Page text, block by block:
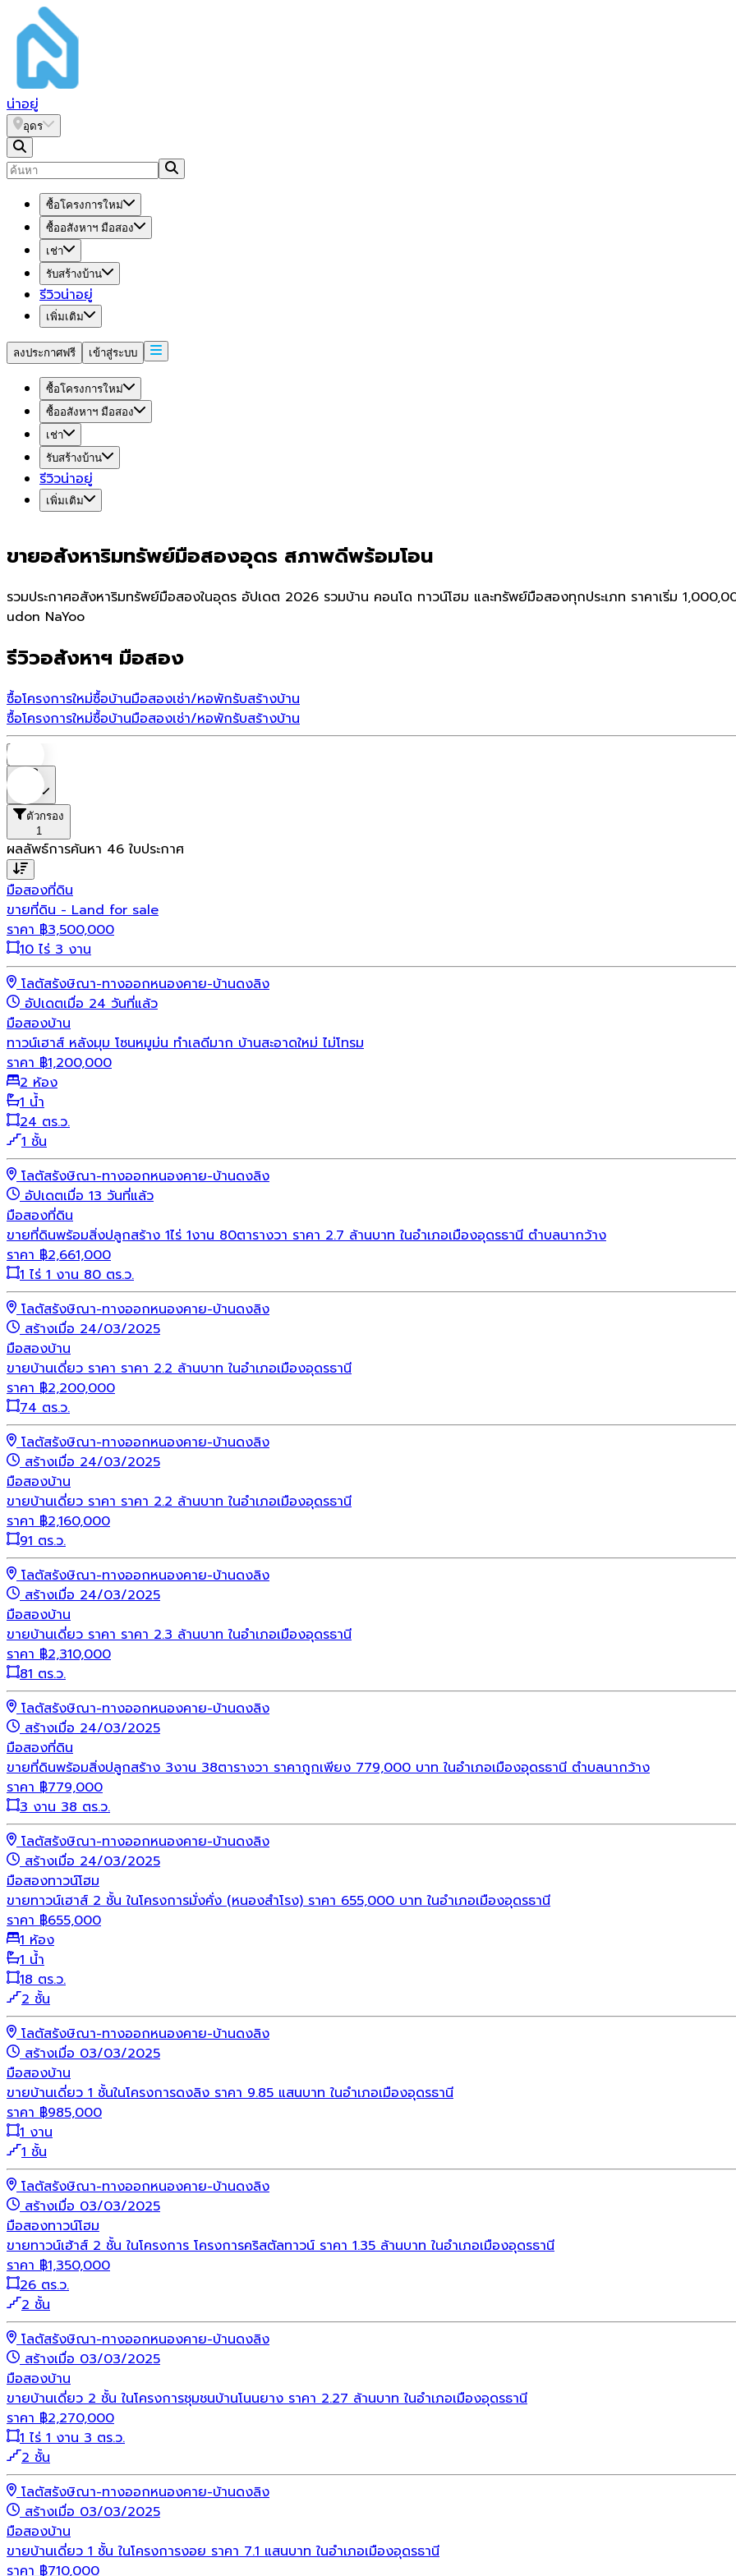
น่าอยู่
อุดร
ซื้อโครงการใหม่
ซื้ออสังหาฯ มือสอง
เช่า
รับสร้างบ้าน
รีวิวน่าอยู่
เพิ่มเติม
ลงประกาศฟรี เข้าสู่ระบบ
ซื้อโครงการใหม่
ซื้ออสังหาฯ มือสอง
เช่า
รับสร้างบ้าน
รีวิวน่าอยู่
เพิ่มเติม
ขายอสังหาริมทรัพย์มือสองอุดร สภาพดีพร้อมโอน
รวมประกาศอสังหาริมทรัพย์มือสองในอุดร อัปเดต 2026 รวมบ้าน คอนโด ทาวน์โฮม และทรัพย์มือสองทุกประเภท ราคาเริ่ม
udon NaYoo
รีวิวอสังหาฯ มือสอง
ซื้อโครงการใหม่ซื้อบ้านมือสองเช่า/หอพักรับสร้างบ้าน
ซื้อโครงการใหม่ซื้อบ้านมือสองเช่า/หอพักรับสร้างบ้าน
ตัวกรอง
1
ผลลัพธ์การค้นหา 46 ใบประกาศ
มือสองที่ดิน
ขายที่ดิน - Land for sale
ราคา ฿3,500,000
10 ไร่ 3 งาน
โลตัสรังษิณา-ทางออกหนองคาย-บ้านดงลิง
อัปเดตเมื่อ 24 วันที่แล้ว
มือสองบ้าน
ทาวน์เฮาส์ หลังมุม โซนหมูม่น ทำเลดีมาก บ้านสะอาดใหม่ ไม่โทรม
ราคา ฿1,200,000
2 ห้อง
1 น้ำ
24 ตร.ว.
1 ชั้น
โลตัสรังษิณา-ทางออกหนองคาย-บ้านดงลิง
อัปเดตเมื่อ 13 วันที่แล้ว
มือสองที่ดิน
ขายที่ดินพร้อมสิ่งปลูกสร้าง 1ไร่ 1งาน 80ตารางวา ราคา 2.7 ล้านบาท ในอำเภอเมืองอุดรธานี ตำบลนากว้าง
ราคา ฿2,661,000
1 ไร่ 1 งาน 80 ตร.ว.
โลตัสรังษิณา-ทางออกหนองคาย-บ้านดงลิง
สร้างเมื่อ 24/03/2025
มือสองบ้าน
ขายบ้านเดี่ยว ราคา ราคา 2.2 ล้านบาท ในอำเภอเมืองอุดรธานี
ราคา ฿2,200,000
74 ตร.ว.
โลตัสรังษิณา-ทางออกหนองคาย-บ้านดงลิง
สร้างเมื่อ 24/03/2025
มือสองบ้าน
ขายบ้านเดี่ยว ราคา ราคา 2.2 ล้านบาท ในอำเภอเมืองอุดรธานี
ราคา ฿2,160,000
91 ตร.ว.
โลตัสรังษิณา-ทางออกหนองคาย-บ้านดงลิง
สร้างเมื่อ 24/03/2025
มือสองบ้าน
ขายบ้านเดี่ยว ราคา ราคา 2.3 ล้านบาท ในอำเภอเมืองอุดรธานี
ราคา ฿2,310,000
81 ตร.ว.
โลตัสรังษิณา-ทางออกหนองคาย-บ้านดงลิง
สร้างเมื่อ 24/03/2025
มือสองที่ดิน
ขายที่ดินพร้อมสิ่งปลูกสร้าง 3งาน 38ตารางวา ราคาถูกเพียง 779,000 บาท ในอำเภอเมืองอุดรธานี ตำบลนากว้าง
ราคา ฿779,000
3 งาน 38 ตร.ว.
โลตัสรังษิณา-ทางออกหนองคาย-บ้านดงลิง
สร้างเมื่อ 24/03/2025
มือสองทาวน์โฮม
ขายทาวน์เฮาส์ 2 ชั้น ในโครงการมั่งคั่ง (หนองสำโรง) ราคา 655,000 บาท ในอำเภอเมืองอุดรธานี
ราคา ฿655,000
1 ห้อง
1 น้ำ
18 ตร.ว.
2 ชั้น
โลตัสรังษิณา-ทางออกหนองคาย-บ้านดงลิง
สร้างเมื่อ 03/03/2025
มือสองบ้าน
ขายบ้านเดี่ยว 1 ชั้นในโครงการดงลิง ราคา 9.85 แสนบาท ในอำเภอเมืองอุดรธานี
ราคา ฿985,000
1 งาน
1 ชั้น
โลตัสรังษิณา-ทางออกหนองคาย-บ้านดงลิง
สร้างเมื่อ 03/03/2025
มือสองทาวน์โฮม
ขายทาวน์เฮ้าส์ 2 ชั้น ในโครงการ โครงการคริสตัลทาวน์ ราคา 1.35 ล้านบาท ในอำเภอเมืองอุดรธานี
ราคา ฿1,350,000
26 ตร.ว.
2 ชั้น
โลตัสรังษิณา-ทางออกหนองคาย-บ้านดงลิง
สร้างเมื่อ 03/03/2025
มือสองบ้าน
ขายบ้านเดี่ยว 2 ชั้น ในโครงการชุมชนบ้านโนนยาง ราคา 2.27 ล้านบาท ในอำเภอเมืองอุดรธานี
ราคา ฿2,270,000
1 ไร่ 1 งาน 3 ตร.ว.
2 ชั้น
โลตัสรังษิณา-ทางออกหนองคาย-บ้านดงลิง
สร้างเมื่อ 03/03/2025
มือสองบ้าน
ขายบ้านเดี่ยว 1 ชั้น ในโครงการงอย ราคา 7.1 แสนบาท ในอำเภอเมืองอุดรธานี
ราคา ฿710,000